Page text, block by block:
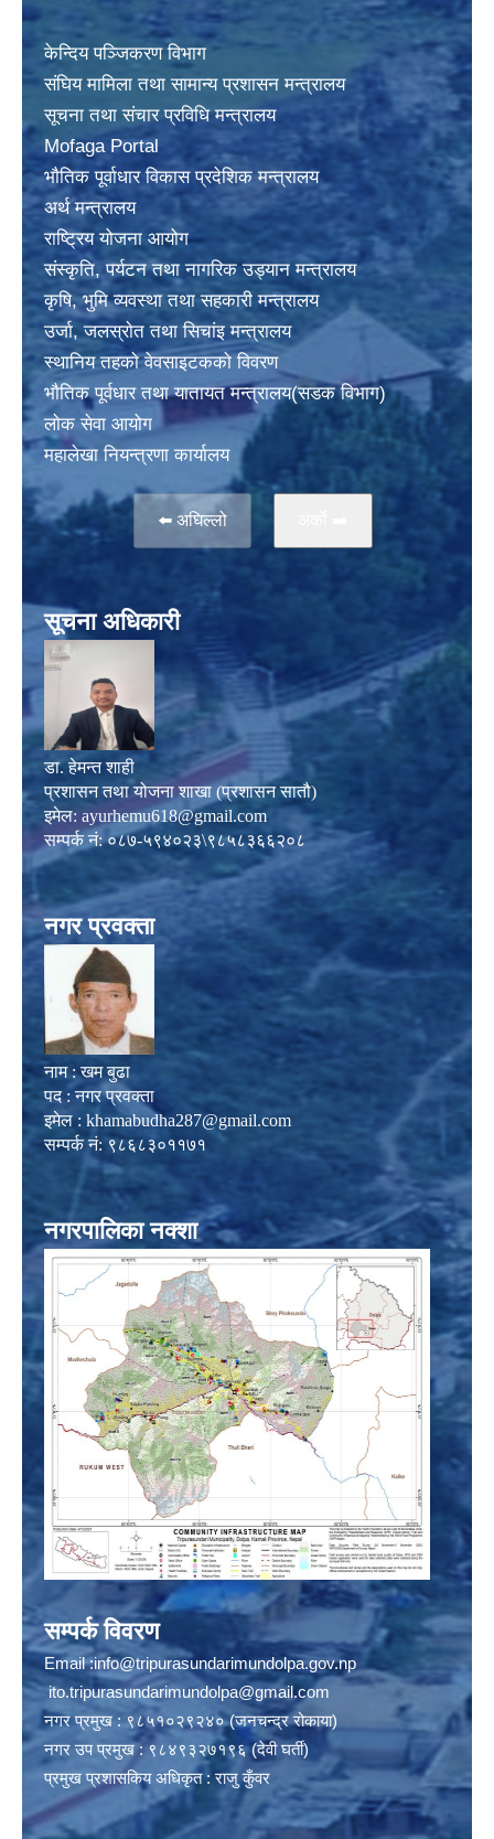
केन्दिय पञ्जिकरण विभाग
संघिय मामिला तथा सामान्य प्रशासन मन्त्रालय
सूचना तथा संचार प्रविधि मन्त्रालय
Mofaga Portal
भाैतिक पूर्वाधार विकास प्रदेशिक मन्त्रालय
अर्थ मन्त्रालय
राष्ट्रिय योजना आयोग
संस्कृति, पर्यटन तथा नागरिक उड्यान मन्त्रालय
कृषि, भुमि व्यवस्था तथा सहकारी मन्त्रालय
उर्जा, जलस्राेत तथा सिचांइ मन्त्रालय
स्थानिय तहकाे वेवसाइटककाे विवरण
भाैतिक पूर्वधार तथा यातायत मन्त्रालय(सडक विभाग)
लाेक सेवा आयोग
महालेखा नियन्त्रणा कार्यालय
⬅️ अघिल्लो
सूचना अधिकारी
डा. हेमन्त शाही
प्रशासन तथा योजना शाखा (प्रशासन सातौ)
इमेल: ayurhemu618@gmail.com
सम्पर्क नं: ०८७-५९४०२३\९८५८३६६२०८
नगर प्रवक्ता
नाम : खम बुढा
पद : नगर प्रवक्ता
इमेल : khamabudha287@gmail.com
सम्पर्क नं: ९८६८३०११७१
नगरपालिका नक्शा
सम्पर्क विवरण
Email :info@tripurasundarimundolpa.gov.np
ito.tripurasundarimundolpa@gmail.com
नगर प्रमुख : ९८५१०२९२४० (जनचन्द्र रोकाया)
नगर उप प्रमुख : ९८४९३२७१९६ (देवी घर्ती)
प्रमुख प्रशासकिय अधिकृत : राजु कुँवर